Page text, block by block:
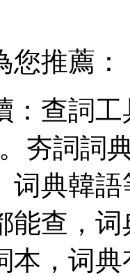
推薦：
：查詞
夯詞詞
词典韓
能查，
本，词